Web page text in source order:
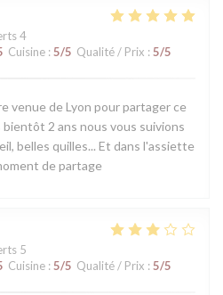
4
Cuisine : 5/5 Qualité / Prix : 5/5
venue de Lyon pour partager ce
2 ans nous vous suivions
belles quilles... Et dans l'assiette
de partage
5
Cuisine : 5/5 Qualité / Prix : 5/5